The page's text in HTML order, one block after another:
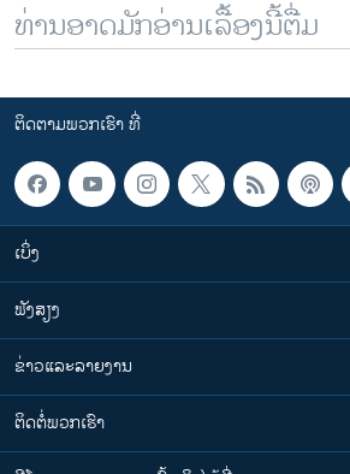
ທ່ານອາດມັກອ່ານເລື້ອງນີ້ຕື່ມ
ຕິດຕາມພວກເຮົາ ທີ່
ເບິ່ງ
ຟັງສຽງ
ຂ່າວແລະລາຍງານ
ຕິດຕໍ່ພວກເຮົາ